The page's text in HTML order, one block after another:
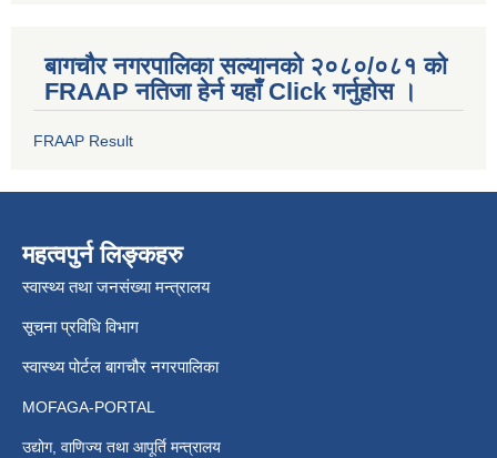
बागचौर नगरपालिका सल्यानको २०८०/०८१ को
FRAAP नतिजा हेर्न यहाँ Click गर्नुहोस ।
FRAAP Result
महत्वपुर्न लिङ्कहरु
स्वास्थ्य तथा जनसंख्या मन्त्रालय
सूचना प्रविधि विभाग
स्वास्थ्य पोर्टल बागचौर नगरपालिका
MOFAGA-PORTAL
उद्योग, वाणिज्य तथा आपूर्ति मन्त्रालय